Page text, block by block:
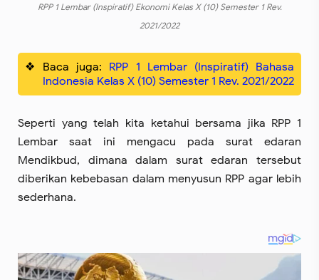
RPP 1 Lembar (Inspiratif) Ekonomi Kelas X (10) Semester 1 Rev.
2021/2022
Baca juga: RPP 1 Lembar (Inspiratif) Bahasa
Indonesia Kelas X (10) Semester 1 Rev. 2021/2022
Seperti yang telah kita ketahui bersama jika RPP 1
Lembar saat ini mengacu pada surat edaran
Mendikbud, dimana dalam surat edaran tersebut
diberikan kebebasan dalam menyusun RPP agar lebih
sederhana.